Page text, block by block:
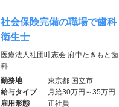
社会保険完備の職場で歯科
衛生士
医療法人社団叶志会 府中たきもと歯
科
勤務地
東京都 国立市
給与タイプ
月給30万円～35万円
雇用形態
正社員